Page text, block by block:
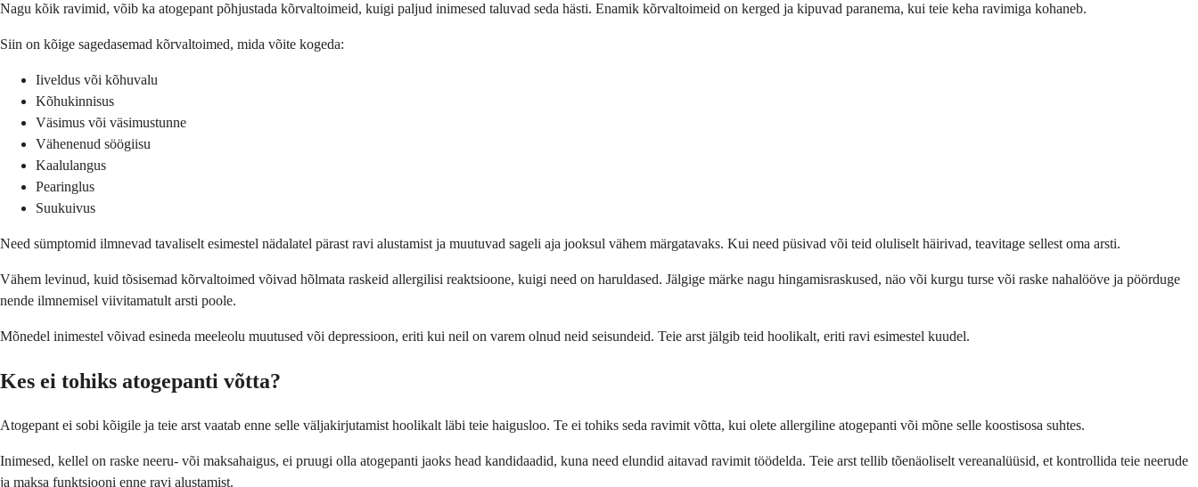
Nagu kõik ravimid, võib ka atogepant põhjustada kõrvaltoimeid, kuigi paljud inimesed taluvad seda hästi. Enamik kõrvaltoimeid on kerged ja kipuvad paranema, kui teie keha ravimiga kohaneb.
Siin on kõige sagedasemad kõrvaltoimed, mida võite kogeda:
Iiveldus või kõhuvalu
Kõhukinnisus
Väsimus või väsimustunne
Vähenenud söögiisu
Kaalulangus
Pearinglus
Suukuivus
Need sümptomid ilmnevad tavaliselt esimestel nädalatel pärast ravi alustamist ja muutuvad sageli aja jooksul vähem märgatavaks. Kui need püsivad või teid oluliselt häirivad, teavitage sellest oma arsti.
Vähem levinud, kuid tõsisemad kõrvaltoimed võivad hõlmata raskeid allergilisi reaktsioone, kuigi need on haruldased. Jälgige märke nagu hingamisraskused, näo või kurgu turse või raske nahalööve ja pöörduge
nende ilmnemisel viivitamatult arsti poole.
Mõnedel inimestel võivad esineda meeleolu muutused või depressioon, eriti kui neil on varem olnud neid seisundeid. Teie arst jälgib teid hoolikalt, eriti ravi esimestel kuudel.
Kes ei tohiks atogepanti võtta?
Atogepant ei sobi kõigile ja teie arst vaatab enne selle väljakirjutamist hoolikalt läbi teie haigusloo. Te ei tohiks seda ravimit võtta, kui olete allergiline atogepanti või mõne selle koostisosa suhtes.
Inimesed, kellel on raske neeru- või maksahaigus, ei pruugi olla atogepanti jaoks head kandidaadid, kuna need elundid aitavad ravimit töödelda. Teie arst tellib tõenäoliselt vereanalüüsid, et kontrollida teie neerude
ja maksa funktsiooni enne ravi alustamist.